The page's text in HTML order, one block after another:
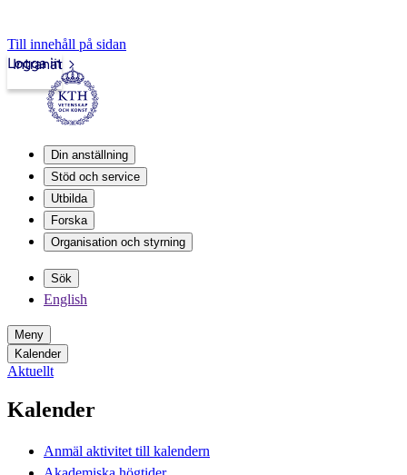
Till innehåll på sidan
Intranät
Logga in
Din anställning
Stöd och service
Utbilda
Forska
Organisation och styrning
Sök
English
Meny
Kalender
Aktuellt
Kalender
Anmäl aktivitet till kalendern